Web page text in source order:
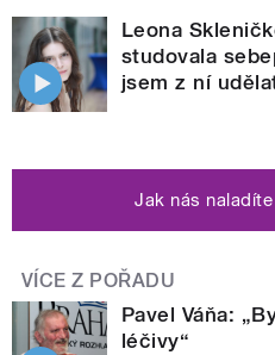
Leona
studovala
jsem z ní
Jak nás
VÍCE Z POŘADU
Pavel Váňa:
léčivy“